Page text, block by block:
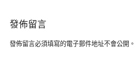
發佈留言
發佈留言必須填寫的電子郵件地址不會公開。